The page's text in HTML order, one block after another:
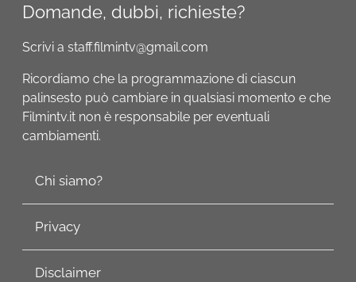
Domande, dubbi, richieste?
Scrivi a staff.filmintv@gmail.com
Ricordiamo che la programmazione di ciascun
palinsesto può cambiare in qualsiasi momento e che
Filmintv.it non è responsabile per eventuali
cambiamenti.
Chi siamo?
Privacy
Disclaimer